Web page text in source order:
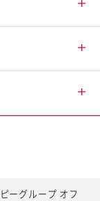
ーグループ オフ